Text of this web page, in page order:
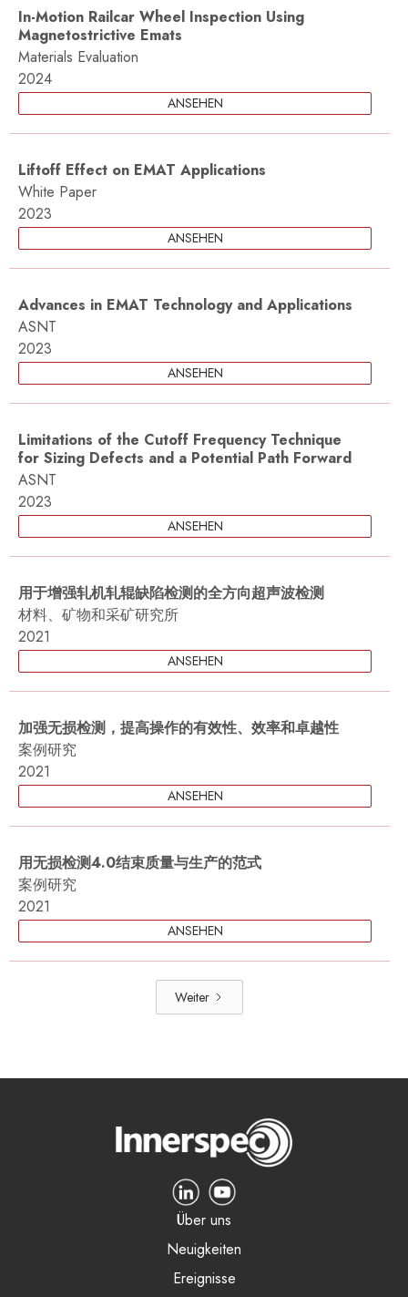
In-Motion Railcar Wheel Inspection Using
Magnetostrictive Emats
Materials Evaluation
2024
ANSEHEN
Liftoff Effect on EMAT Applications
White Paper
2023
ANSEHEN
Advances in EMAT Technology and Applications
ASNT
2023
ANSEHEN
Limitations of the Cutoff Frequency Technique
for Sizing Defects and a Potential Path Forward
ASNT
2023
ANSEHEN
用于增强轧机轧辊缺陷检测的全方向超声波检测
材料、矿物和采矿研究所
2021
ANSEHEN
加强无损检测，提高操作的有效性、效率和卓越性
案例研究
2021
ANSEHEN
用无损检测4.0结束质量与生产的范式
案例研究
2021
ANSEHEN
Weiter
Über uns
Neuigkeiten
Ereignisse